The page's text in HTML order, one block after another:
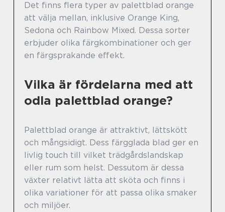
Det finns flera typer av palettblad orange
att välja mellan, inklusive Orange King,
Sedona och Rainbow Mixed. Dessa sorter
erbjuder olika färgkombinationer och ger
en färgsprakande effekt.
Vilka är fördelarna med att
odla palettblad orange?
Palettblad orange är attraktivt, lättskött
och mångsidigt. Dess färgglada blad ger en
livlig touch till vilket trädgårdslandskap
eller rum som helst. Dessutom är dessa
växter relativt lätta att sköta och finns i
olika variationer för att passa olika smaker
och miljöer.